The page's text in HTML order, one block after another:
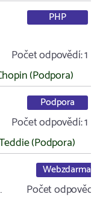
PHP
Počet odpovědí:1
(Podpora)
Podpora
Počet odpovědí:1
(Podpora)
Webzdarma
Počet odpovědí: